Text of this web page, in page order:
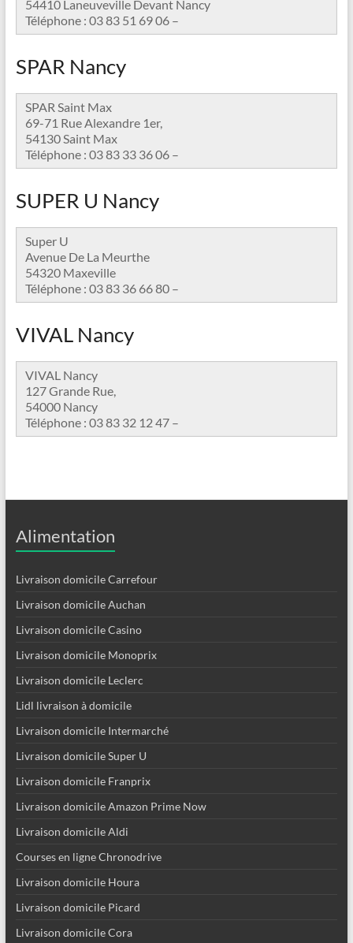
54410 Laneuveville Devant Nancy
Téléphone : 03 83 51 69 06 –
SPAR Nancy
SPAR Saint Max
69-71 Rue Alexandre 1er,
54130 Saint Max
Téléphone : 03 83 33 36 06 –
SUPER U Nancy
Super U
Avenue De La Meurthe
54320 Maxeville
Téléphone : 03 83 36 66 80 –
VIVAL Nancy
VIVAL Nancy
127 Grande Rue,
54000 Nancy
Téléphone : 03 83 32 12 47 –
Alimentation
Livraison domicile Carrefour
Livraison domicile Auchan
Livraison domicile Casino
Livraison domicile Monoprix
Livraison domicile Leclerc
Lidl livraison à domicile
Livraison domicile Intermarché
Livraison domicile Super U
Livraison domicile Franprix
Livraison domicile Amazon Prime Now
Livraison domicile Aldi
Courses en ligne Chronodrive
Livraison domicile Houra
Livraison domicile Picard
Livraison domicile Cora